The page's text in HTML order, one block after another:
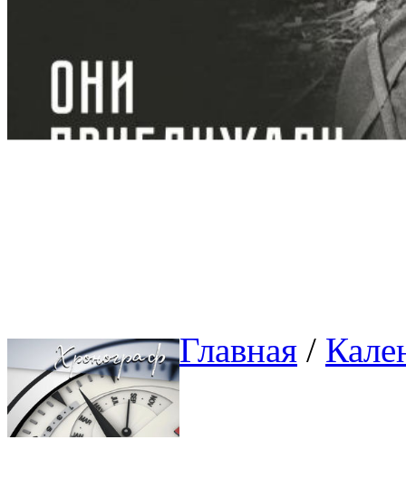
Главная /